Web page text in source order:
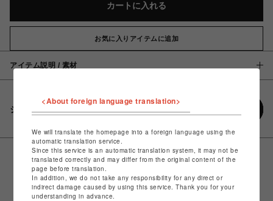
カートに入れる
お気に入りアイテムに追加
アイテム説明 / 素材
シェアする
<About foreign language translation>
We will translate the homepage into a foreign language using the
automatic translation service.
Since this service is an automatic translation system, it may not be
translated correctly and may differ from the original content of the
page before translation.
In addition, we do not take any responsibility for any direct or
indirect damage caused by using this service. Thank you for your
understanding in advance.